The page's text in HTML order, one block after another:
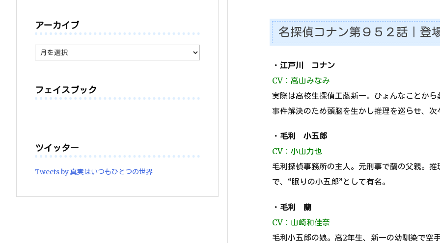
名探偵コナン第９５２話｜登
・ 江戸川 コナン
CV：高山みなみ
実際は高校生探偵工藤新一。ひょんなことから
事件解決のため頭脳を生かし推理を巡らせ、次
・ 毛利 小五郎
CV：小山力也
毛利探偵事務所の主人。元刑事で蘭の父親。
で、“眠りの小五郎”として有名。
・ 毛利 蘭
CV：山崎和佳奈
毛利小五郎の娘。高2年生、新一の幼馴染で空
アーカイブ
ー
フェイスブック
ツイッター
Tweets by 真実はいつもひとつの世界